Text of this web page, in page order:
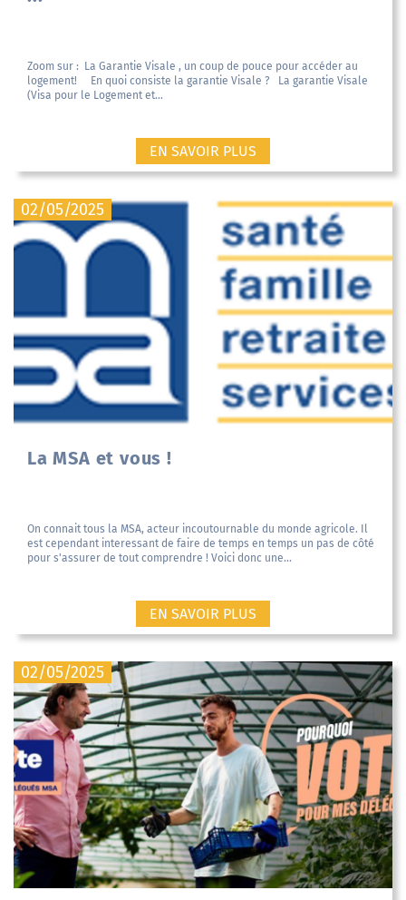
Zoom sur : La Garantie Visale , un coup de pouce pour accéder au
logement! En quoi consiste la garantie Visale ? La garantie Visale
(Visa pour le Logement et...
EN SAVOIR PLUS
02/05/2025
La MSA et vous !
On connait tous la MSA, acteur incoutournable du monde agricole. Il
est cependant interessant de faire de temps en temps un pas de côté
pour s'assurer de tout comprendre ! Voici donc une...
EN SAVOIR PLUS
02/05/2025